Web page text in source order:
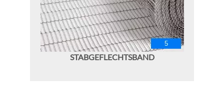
STABGEFLECHTSBAND